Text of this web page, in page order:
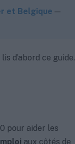
et Belgique —
d’abord ce guide.
pour aider les
aux côtés de